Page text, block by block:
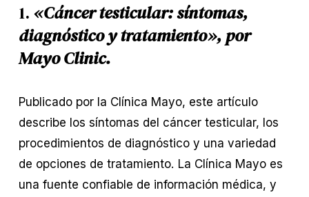
1. «Cáncer testicular: síntomas,
diagnóstico y tratamiento», por
Mayo Clinic.
Publicado por la Clínica Mayo, este artículo
describe los síntomas del cáncer testicular, los
procedimientos de diagnóstico y una variedad
de opciones de tratamiento. La Clínica Mayo es
una fuente confiable de información médica, y